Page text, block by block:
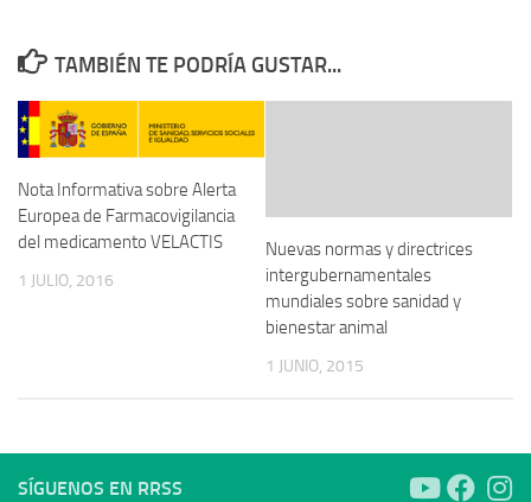
TAMBIÉN TE PODRÍA GUSTAR...
Nota Informativa sobre Alerta
Europea de Farmacovigilancia
del medicamento VELACTIS
1 JULIO, 2016
Nuevas normas y directrices
intergubernamentales
mundiales sobre sanidad y
bienestar animal
1 JUNIO, 2015
SÍGUENOS EN RRSS